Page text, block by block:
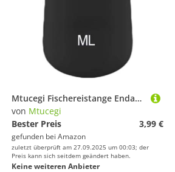
Mtucegi Fischereistange Endabdeckung Silikon Fisch Endschutzschutzschutzbeschützerabdeckung Accessoire Fishing Rod Schutzhülle
von Mtucegi
Bester Preis
3,99 €
gefunden bei Amazon
zuletzt überprüft am 27.09.2025 um 00:03; der
Preis kann sich seitdem geändert haben.
Keine weiteren Anbieter